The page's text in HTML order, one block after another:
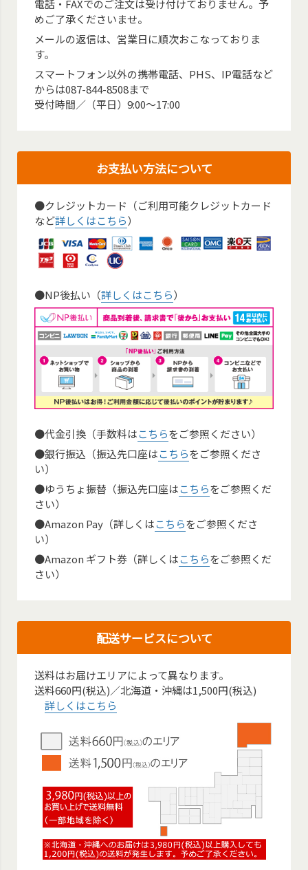
電話・FAXでのご注文は受け付けておりません。予
めご了承くださいませ。
メールの返信は、営業日に順次おこなっておりま
す。
スマートフォン以外の携帯電話、PHS、IP電話など
からは087-844-8508まで
受付時間／（平日）9:00～17:00
お支払い方法について
●クレジットカード（ご利用可能クレジットカード
など詳しくはこちら）
●NP後払い（詳しくはこちら）
●代金引換（手数料はこちらをご参照ください）
●銀行振込（振込先口座はこちらをご参照くださ
い）
●ゆうちょ振替（振込先口座はこちらをご参照くだ
さい）
●Amazon Pay（詳しくはこちらをご参照くださ
い）
●Amazon ギフト券（詳しくはこちらをご参照くだ
さい）
配送サービスについて
送料はお届けエリアによって異なります。
送料660円(税込)／北海道・沖縄は1,500円(税込)
詳しくはこちら